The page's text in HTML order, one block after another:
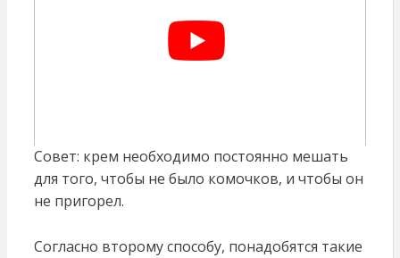
Совет: крем необходимо постоянно мешать
для того, чтобы не было комочков, и чтобы он
не пригорел.
Согласно второму способу, понадобятся такие